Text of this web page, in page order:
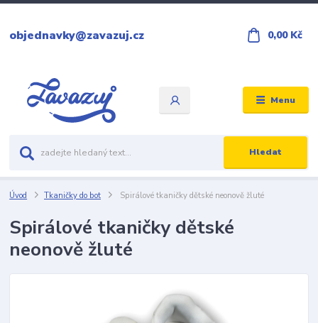
Menu
Hledat
objednavky@zavazuj.cz 0,00 Kč
Úvod Tkaničky do bot Spirálové tkaničky dětské neonově žluté
Spirálové tkaničky dětské
neonově žluté